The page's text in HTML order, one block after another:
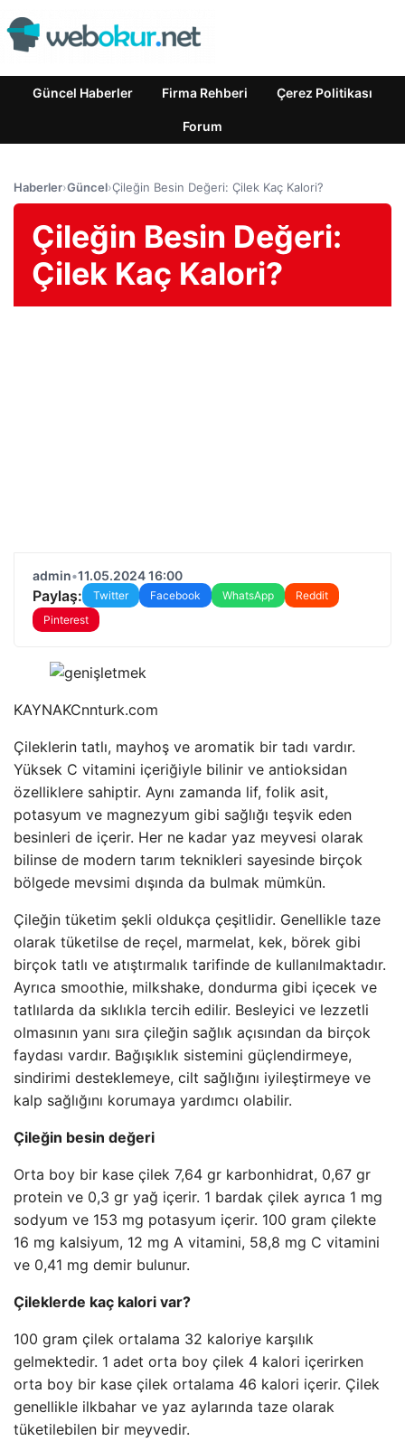
Güncel Haberler Firma Rehberi Çerez Politikası
Forum
Haberler›Güncel›Çileğin Besin Değeri: Çilek Kaç Kalori?
Çileğin Besin Değeri:
Çilek Kaç Kalori?
admin•11.05.2024 16:00
Paylaş: Twitter Facebook WhatsApp
Reddit
Pinterest
KAYNAKCnnturk.com
Çileklerin tatlı, mayhoş ve aromatik bir tadı vardır.
Yüksek C vitamini içeriğiyle bilinir ve antioksidan
özelliklere sahiptir. Aynı zamanda lif, folik asit,
potasyum ve magnezyum gibi sağlığı teşvik eden
besinleri de içerir. Her ne kadar yaz meyvesi olarak
bilinse de modern tarım teknikleri sayesinde birçok
bölgede mevsimi dışında da bulmak mümkün.
Çileğin tüketim şekli oldukça çeşitlidir. Genellikle taze
olarak tüketilse de reçel, marmelat, kek, börek gibi
birçok tatlı ve atıştırmalık tarifinde de kullanılmaktadır.
Ayrıca smoothie, milkshake, dondurma gibi içecek ve
tatlılarda da sıklıkla tercih edilir. Besleyici ve lezzetli
olmasının yanı sıra çileğin sağlık açısından da birçok
faydası vardır. Bağışıklık sistemini güçlendirmeye,
sindirimi desteklemeye, cilt sağlığını iyileştirmeye ve
kalp sağlığını korumaya yardımcı olabilir.
Çileğin besin değeri
Orta boy bir kase çilek 7,64 gr karbonhidrat, 0,67 gr
protein ve 0,3 gr yağ içerir. 1 bardak çilek ayrıca 1 mg
sodyum ve 153 mg potasyum içerir. 100 gram çilekte
16 mg kalsiyum, 12 mg A vitamini, 58,8 mg C vitamini
ve 0,41 mg demir bulunur.
Çileklerde kaç kalori var?
100 gram çilek ortalama 32 kaloriye karşılık
gelmektedir. 1 adet orta boy çilek 4 kalori içerirken
orta boy bir kase çilek ortalama 46 kalori içerir. Çilek
genellikle ilkbahar ve yaz aylarında taze olarak
tüketilebilen bir meyvedir.